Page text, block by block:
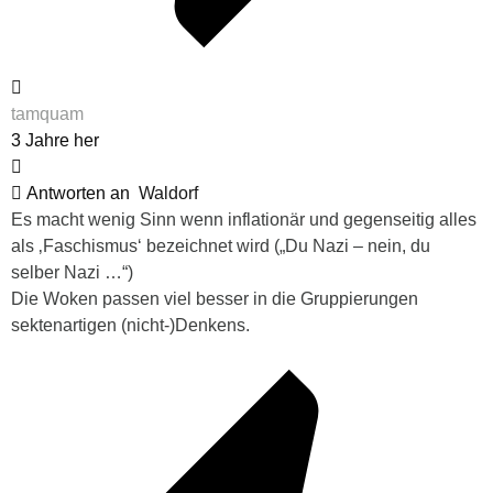
tamquam
3 Jahre her
Antworten an Waldorf
Es macht wenig Sinn wenn inflationär und gegenseitig alles
als ‚Faschismus‘ bezeichnet wird („Du Nazi – nein, du
selber Nazi …“)
Die Woken passen viel besser in die Gruppierungen
sektenartigen (nicht-)Denkens.